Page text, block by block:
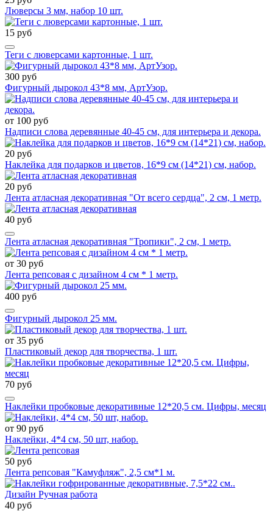
Люверсы 3 мм, набор 10 шт.
15 руб
Теги с люверсами картонные, 1 шт.
300 руб
Фигурный дырокол 43*8 мм, АртУзор.
от 100 руб
Надписи слова деревянные 40-45 см, для интерьера и декора.
20 руб
Наклейка для подарков и цветов, 16*9 см (14*21) см, набор.
20 руб
Лента атласная декоративная "От всего сердца", 2 см, 1 метр.
40 руб
Лента атласная декоративная "Тропики", 2 см, 1 метр.
от 30 руб
Лента репсовая с дизайном 4 см * 1 метр.
400 руб
Фигурный дырокол 25 мм.
от 35 руб
Пластиковый декор для творчества, 1 шт.
70 руб
Наклейки пробковые декоративные 12*20,5 см. Цифры, месяц
от 90 руб
Наклейки, 4*4 см, 50 шт, набор.
50 руб
Лента репсовая "Камуфляж", 2,5 см*1 м.
40 руб